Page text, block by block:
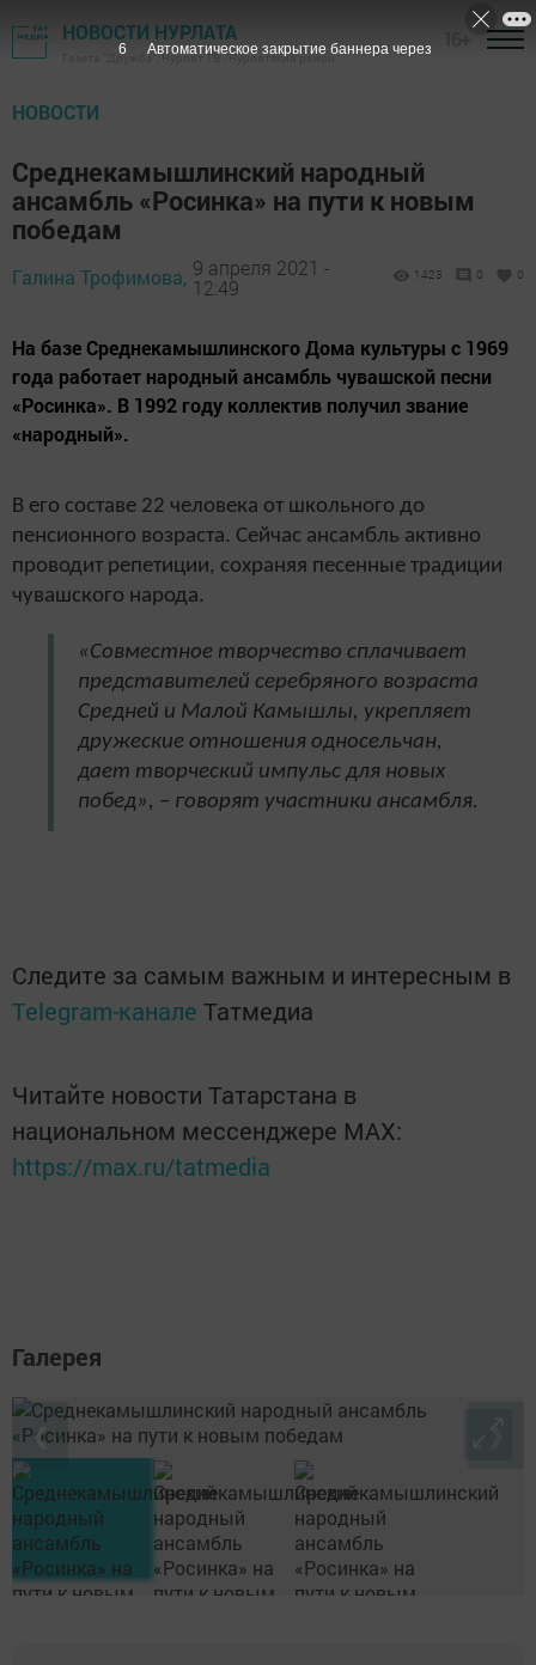
НОВОСТИ НУРЛАТА
Газета "Дружба", Нурлат ТВ - Нурлатский район
НОВОСТИ
Среднекамышлинский народный
ансамбль «Росинка» на пути к новым
победам
Галина Трофимова, 9 апреля 2021 -
12:49
1423 0 0
На базе Среднекамышлинского Дома культуры с 1969
года работает народный ансамбль чувашской песни
«Росинка». В 1992 году коллектив получил звание
«народный».
В его составе 22 человека от школьного до
пенсионного возраста. Сейчас ансамбль активно
проводит репетиции, сохраняя песенные традиции
чувашского народа.
«Совместное творчество сплачивает
представителей серебряного возраста
Средней и Малой Камышлы, укрепляет
дружеские отношения односельчан,
дает творческий импульс для новых
побед», – говорят участники ансамбля.
Следите за самым важным и интересным в
Telegram-канале Татмедиа
Читайте новости Татарстана в
национальном мессенджере MАХ:
https://max.ru/tatmedia
Галерея
❮ ❯
5 Автоматическое закрытие баннера через